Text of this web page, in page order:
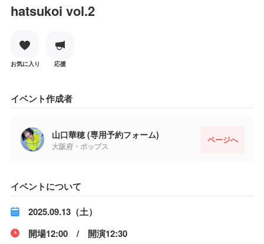
hatsukoi vol.2
お気に入り 応援
イベント作成者
山口華穂 (専用予約フォーム)
大阪府・ポップス
ページへ
イベントについて
2025.09.13（土）
開場12:00 / 開演12:30